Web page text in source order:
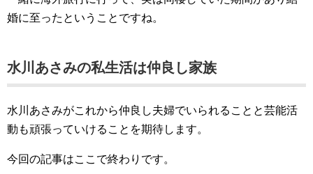
婚に至ったということですね。
水川あさみの私生活は仲良し家族
水川あさみがこれから仲良し夫婦でいられることと芸能活
動も頑張っていけることを期待します。
今回の記事はここで終わりです。